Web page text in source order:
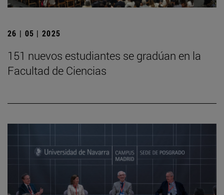
26 | 05 | 2025
151 nuevos estudiantes se gradúan en la
Facultad de Ciencias